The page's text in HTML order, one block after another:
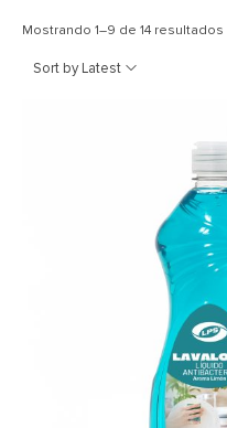
Mostrando 1–9 de 14 resultados
Sort by Latest